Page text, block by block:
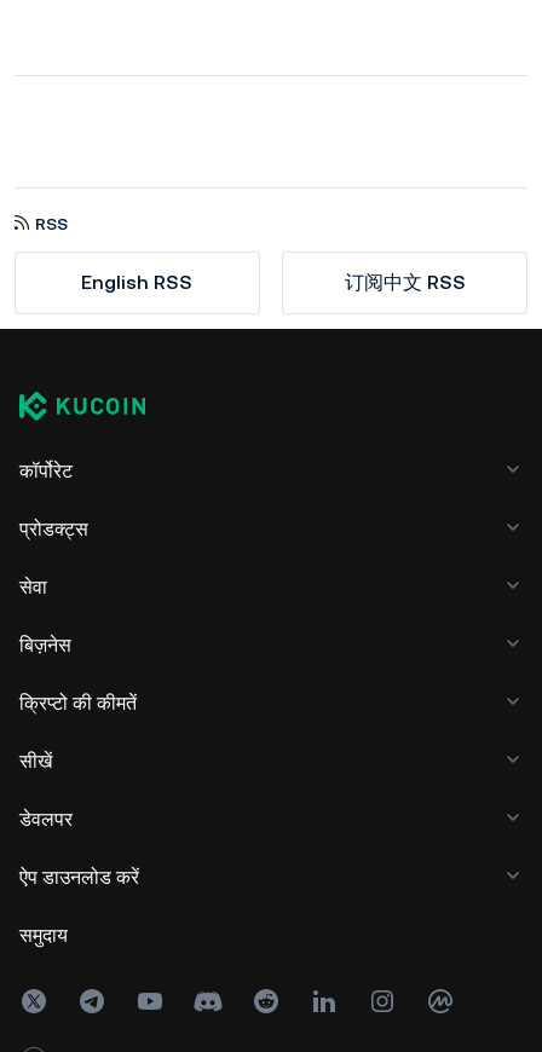
RSS
English RSS 订阅中文 RSS
कॉर्पोरेट
प्रोडक्ट्स
सेवा
बिज़नेस
क्रिप्टो की कीमतें
सीखें
डेवलपर
ऐप डाउनलोड करें
समुदाय